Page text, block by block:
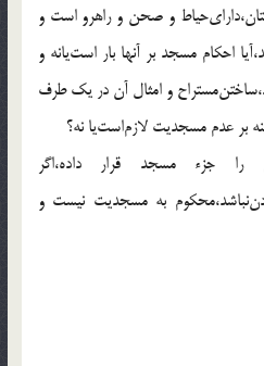
و صحن و راهرو است و
احكام مسجد بر آنها بار است‌يانه و
و امثال آن در يك طرف
بر عدم مسجديت لازم‌است‌يا نه؟
مسجد قرار داده،اگر
به مسجديت نيست و